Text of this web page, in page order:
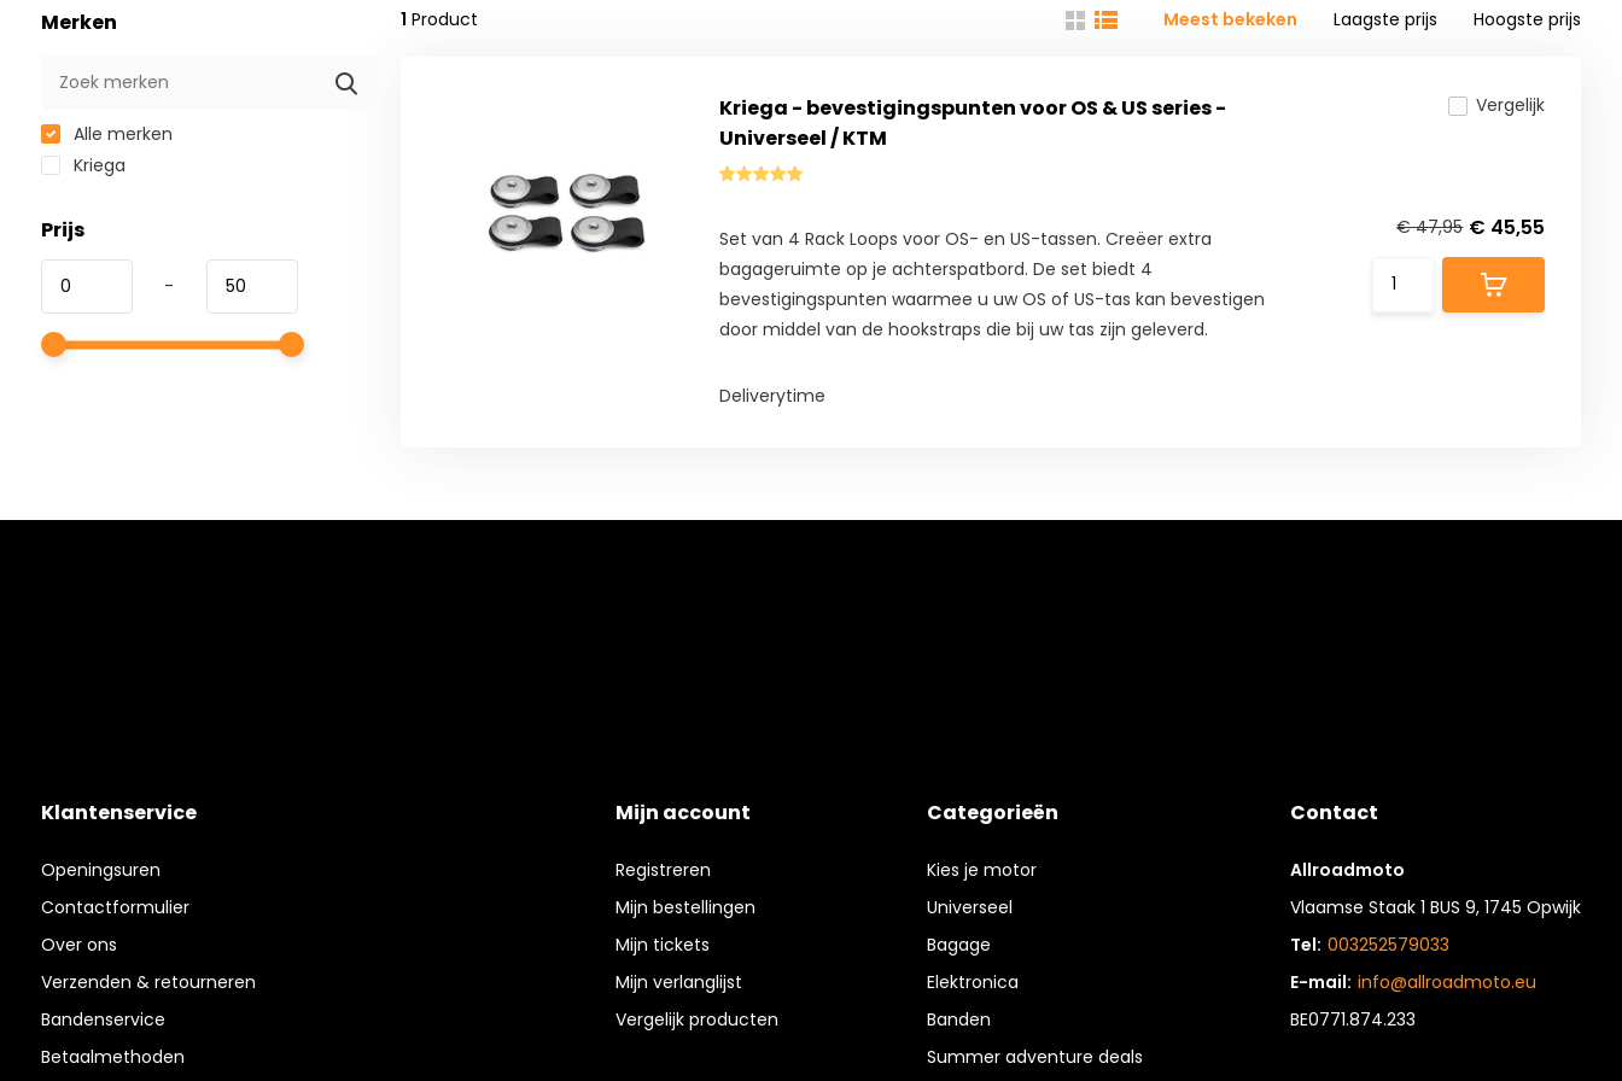
Merken
Alle merken
Kriega
Prijs
-
1 Product Meest bekeken Laagste prijs Hoogste prijs
Kriega - bevestigingspunten voor OS & US series -
Universeel / KTM
Set van 4 Rack Loops voor OS- en US-tassen. Creëer extra
bagageruimte op je achterspatbord. De set biedt 4
bevestigingspunten waarmee u uw OS of US-tas kan bevestigen
door middel van de hookstraps die bij uw tas zijn geleverd.
Deliverytime
Vergelijk
€ 47,95 € 45,55
Klantenservice
Openingsuren
Contactformulier
Over ons
Verzenden & retourneren
Bandenservice
Betaalmethoden
Mijn account
Registreren
Mijn bestellingen
Mijn tickets
Mijn verlanglijst
Vergelijk producten
Categorieën
Kies je motor
Universeel
Bagage
Elektronica
Banden
Summer adventure deals
Contact
Allroadmoto
Vlaamse Staak 1 BUS 9, 1745 Opwijk
Tel: 003252579033
E-mail: info@allroadmoto.eu
BE0771.874.233